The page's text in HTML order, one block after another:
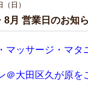
日）
8月 営業日のお知
マッサージ・マタ
＠大田区久が原を